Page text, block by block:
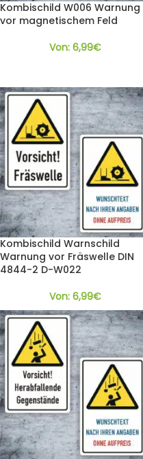
Kombischild W006 Warnung
vor magnetischem Feld
Von: 6,99€
Kombischild Warnschild
Warnung vor Fräswelle DIN
4844-2 D-W022
Von: 6,99€